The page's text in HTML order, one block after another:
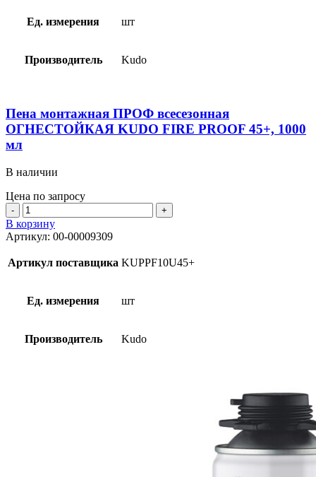
65
1000
Ед. измерения шт
Производитель Kudo
Пена монтажная ПРОФ всесезонная
ОГНЕСТОЙКАЯ KUDO FIRE PROOF 45+, 1000
мл
В наличии
Цена по запросу
Количество
товара
Пена
монтажная
ПРОФ
всесезонная
KUDO
FIRE
45+,
1000
В корзину
Артикул: 00-00009309
Артикул поставщика KUPPF10U45+
Ед. измерения шт
Производитель Kudo